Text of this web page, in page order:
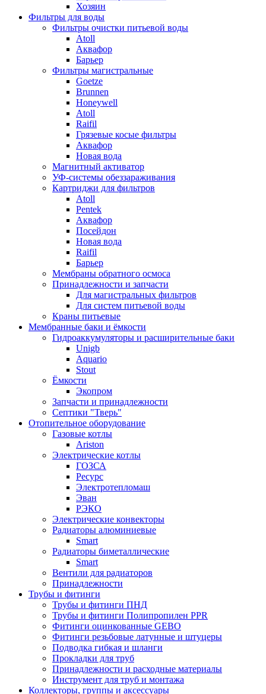
Хозяин
Фильтры для воды
Фильтры очистки питьевой воды
Atoll
Аквафор
Барьер
Фильтры магистральные
Goetze
Brunnen
Honeywell
Atoll
Raifil
Грязевые косые фильтры
Аквафор
Новая вода
Магнитный активатор
УФ-системы обеззараживания
Картриджи для фильтров
Atoll
Pentek
Аквафор
Посейдон
Новая вода
Raifil
Барьер
Мембраны обратного осмоса
Принадлежности и запчасти
Для магистральных фильтров
Для систем питьевой воды
Краны питьевые
Мембранные баки и ёмкости
Гидроаккумуляторы и расширительные баки
Unigb
Aquario
Stout
Ёмкости
Экопром
Запчасти и принадлежности
Септики "Тверь"
Отопительное оборудование
Газовые котлы
Ariston
Электрические котлы
ГОЗСА
Ресурс
Электротепломаш
Эван
РЭКО
Электрические конвекторы
Радиаторы алюминиевые
Smart
Радиаторы биметаллические
Smart
Вентили для радиаторов
Принадлежности
Трубы и фитинги
Трубы и фитинги ПНД
Трубы и фитинги Полипропилен PPR
Фитинги оцинкованные GEBO
Фитинги резьбовые латунные и штуцеры
Подводка гибкая и шланги
Прокладки для труб
Принадлежности и расходные материалы
Инструмент для труб и монтажа
Коллекторы, группы и аксессуары